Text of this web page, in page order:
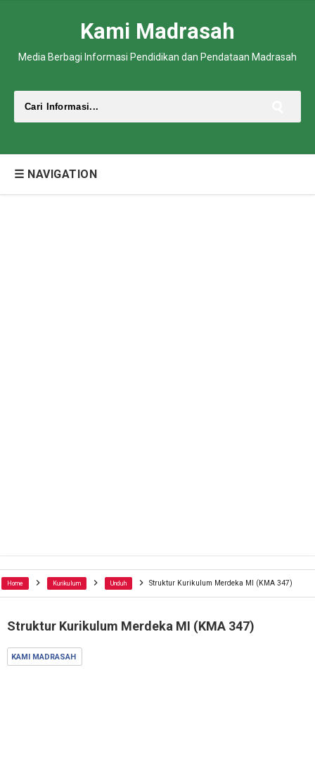
Kami Madrasah
Media Berbagi Informasi Pendidikan dan Pendataan Madrasah
☰ NAVIGATION
Home Kurikulum Unduh Struktur Kurikulum Merdeka MI (KMA 347)
Struktur Kurikulum Merdeka MI (KMA 347)
KAMI MADRASAH